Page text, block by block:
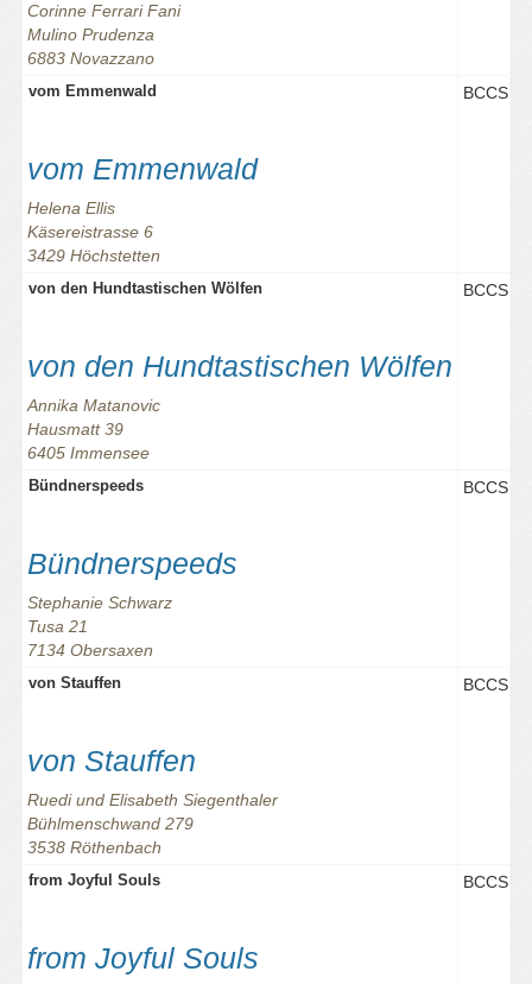
Corinne Ferrari Fani
Mulino Prudenza
6883 Novazzano
vom Emmenwald
vom Emmenwald
Helena Ellis
Käsereistrasse 6
3429 Höchstetten
BCCS
von den Hundtastischen Wölfen
von den Hundtastischen Wölfen
Annika Matanovic
Hausmatt 39
6405 Immensee
BCCS
Bündnerspeeds
Bündnerspeeds
Stephanie Schwarz
Tusa 21
7134 Obersaxen
BCCS
von Stauffen
von Stauffen
Ruedi und Elisabeth Siegenthaler
Bühlmenschwand 279
3538 Röthenbach
BCCS
from Joyful Souls
from Joyful Souls
BCCS